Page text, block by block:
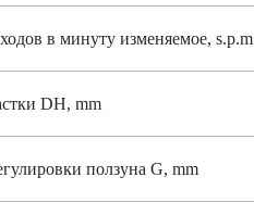
в минуту изменяемое, s.p.m
DH, mm
ползуна G, mm